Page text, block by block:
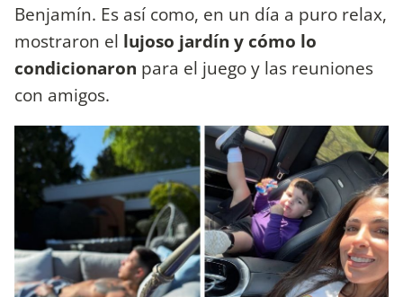
Benjamín. Es así como, en un día a puro relax,
mostraron el lujoso jardín y cómo lo
condicionaron para el juego y las reuniones
con amigos.